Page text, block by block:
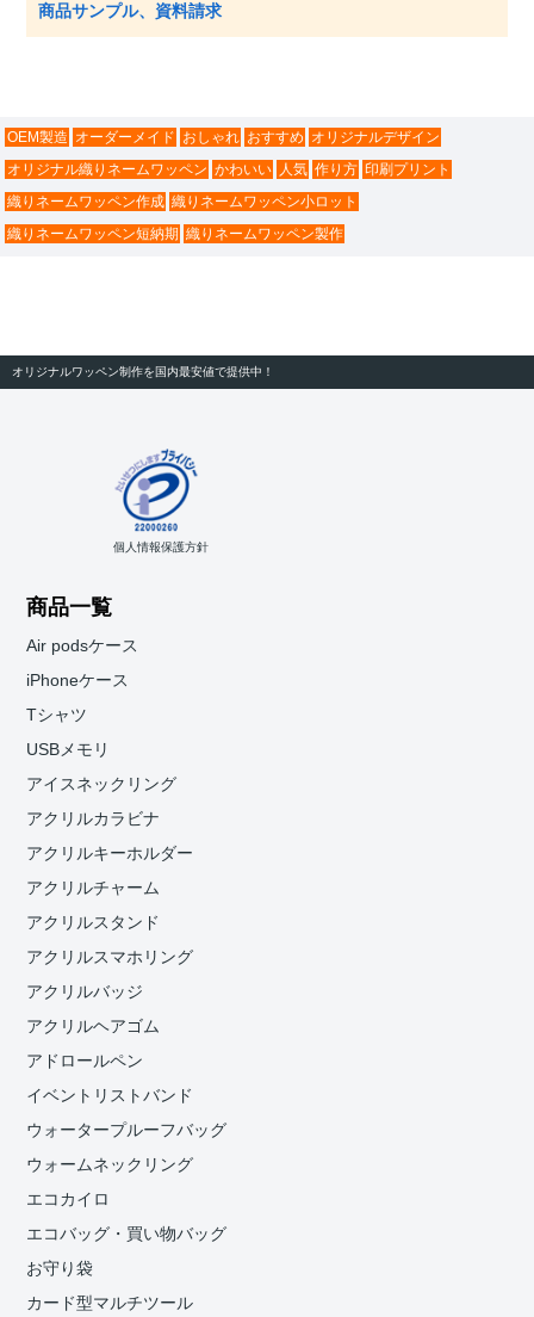
商品サンプル、資料請求
OEM製造 オーダーメイド おしゃれ おすすめ オリジナルデザイン
オリジナル織りネームワッペン かわいい 人気 作り方 印刷プリント
織りネームワッペン作成 織りネームワッペン小ロット
織りネームワッペン短納期 織りネームワッペン製作
オリジナルワッペン制作を国内最安値で提供中！
個人情報保護方針
商品一覧
Air podsケース
iPhoneケース
Tシャツ
USBメモリ
アイスネックリング
アクリルカラビナ
アクリルキーホルダー
アクリルチャーム
アクリルスタンド
アクリルスマホリング
アクリルバッジ
アクリルヘアゴム
アドロールペン
イベントリストバンド
ウォータープルーフバッグ
ウォームネックリング
エコカイロ
エコバッグ・買い物バッグ
お守り袋
カード型マルチツール